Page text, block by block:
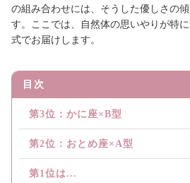
の組み合わせには、そうした優しさの
す。ここでは、自然体の思いやりが特
式でお届けします。
目次
第3位：かに座×B型
第2位：おとめ座×A型
第1位は...